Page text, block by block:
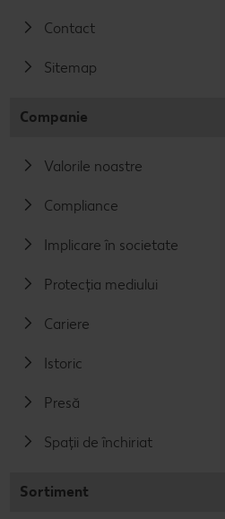
Contact
Sitemap
Companie
Valorile noastre
Compliance
Implicare în societate
Protecția mediului
Cariere
Istoric
Presă
Spații de închiriat
Sortiment